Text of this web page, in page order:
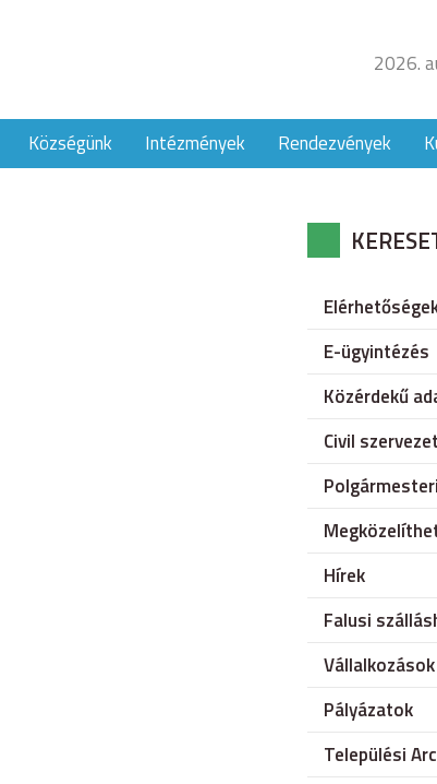
2026.
Községünk Intézmények Rendezvények
E-ügyintézés
Közérdekű
Civil
Hírek
Falusi
Vállalkozások
Pályázatok
Települési